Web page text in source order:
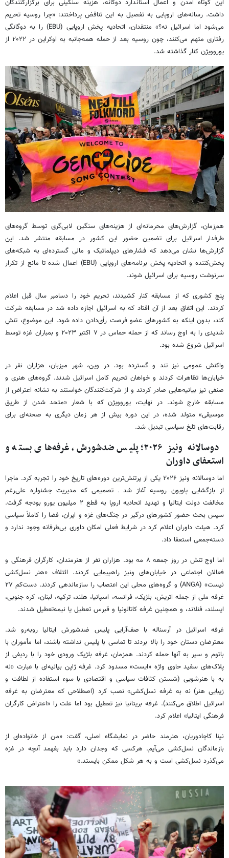
این کوتاه‌ آمدن و اعمال استاندارد دوگانه، هزینه سنگینی برای برگزارکنندگان
داشت. رسانه‌های اروپایی به تفصیل به این تناقض پرداختند: «چرا روسیه تحریم
می‌شود اما اسرائیل نه؟» منتقدان، اتحادیه پخش اروپایی (EBU) را به دوگانگی
رفتاری متهم می‌کنند، چون روسیه بعد از حمله همه‌جانبه به اوکراین در ۲۰۲۲ از
یوروویژن کنار گذاشته شد.
هم‌زمان، گزارش‌های محرمانه‌ای از هزینه‌های سنگین لابی‌گری توسط گروه‌های
طرفدار اسرائیل برای تضمین حضور این کشور در مسابقه منتشر شد. این
گزارش‌ها نشان می‌دهد که فشارهای دیپلماتیک و مالی گسترده‌ای به شبکه‌های
پخش‌کننده و اتحادیه پخش برنامه‌های اروپایی (EBU) اعمال شده تا مانع از تکرار
سرنوشت روسیه برای اسرائیل شوند.
پنج کشوری که از مسابقه کنار کشیدند، تحریم خود را دسامبر سال قبل اعلام
کردند. این اتفاق بعد از آن افتاد که به اسرائیل اجازه داده شد در مسابقه شرکت
کند، بدون اینکه به کشورهای عضو فرصت رأی‌دادن داده شود. این موضوع، تنشِ
شدیدی را به اوج رساند که از حمله حماس در ۷ اکتبر ۲۰۲۳ و بمباران غزه توسط
اسرائیل شروع شده بود.
واکنش عمومی نیز تند و گسترده بود. در وین، شهر میزبان، هزاران نفر در
خیابان‌ها تظاهرات کردند و خواهان تحریم کامل اسرائیل شدند. گروه‌های هنری و
صنفی نیز بیانیه‌هایی صادر کردند و از شرکت‌کنندگان خواستند به نشانه اعتراض از
مسابقه خارج شوند. در نهایت، یوروویژن که با شعار «متحد شدن از طریق
موسیقی» متولد شده، در این دوره بیش از هر زمان دیگری به صحنه‌ای برای
رقابت‌های تلخ سیاسی تبدیل شد.
دوسالانه ونیز ۲۰۲۶؛ پلیس ضدشورش، غرفه‌های بسته و
استعفای داوران
اما دوسالانه ونیز ۲۰۲۶ یکی از پرتنش‌ترین دوره‌های تاریخ خود را تجربه کرد. ماجرا
از بازگشایی پاویون روسیه آغاز شد ـ تصمیمی که مدیریت جشنواره علی‌رغم
مخالفت دولت ایتالیا و تهدید اتحادیه اروپا به قطع ۲ میلیون یورو بودجه گرفت.
سپس بحث حضور کشورهای درگیر در جنگ‌های غزه و ایران، فضا را کاملاً سیاسی
کرد. هیئت داوران اعلام کرد در شرایط فعلی امکان داوری بی‌طرفانه وجود ندارد و
دسته‌جمعی استعفا داد.
اما اوج تنش در روز جمعه ۸ مه بود. هزاران نفر از هنرمندان، کارگران فرهنگی و
فعالان اجتماعی در خیابان‌های ونیز راهپیمایی کردند. ائتلاف «هنر نسل‌کشی
نیست» (ANGA) و گروه‌های محلی این اعتصاب را سازماندهی کردند. دست‌کم ۲۷
غرفه ملی از جمله اتریش، بلژیک، فرانسه، اسپانیا، هلند، ترکیه، لبنان، کره جنوبی،
ایسلند، فنلاند، و همچنین غرفه کاتالونیا و قبرس تعطیل یا نیمه‌تعطیل شدند.
غرفه اسرائیل در آرسناله با صف‌آرایی پلیس ضدشورش ایتالیا روبه‌رو شد.
معترضان دستان خود را بالا بردند تا تماسی با پلیس نداشته باشند، اما مأموران با
باتوم و سپر به آنها حمله کردند. همزمان، غرفه بلژیک ورودی خود را با ردیفی از
پلاک‌های سفید حاوی واژه «ایست» مسدود کرد. غرفه ژاپن بیانیه‌ای با عبارت «نه
به با هنرشویی (شستن کثافات سیاسی و اقتصادی با سوء استفاده از لطافت و
زیبایی هنر) نه به غرفه نسل‌کشی» نصب کرد (اصطلاحی که معترضان به غرفه
اسرائیل اطلاق می‌کنند). غرفه بریتانیا نیز تعطیل بود اما علت را «اعتراض کارگران
فرهنگی ایتالیا» اعلام کرد.
نینا کاچادوریان، هنرمند حاضر در نمایشگاه اصلی، گفت: «من از خانواده‌ای از
بازماندگان نسل‌کشی می‌آیم. هرکسی که وجدان دارد باید بفهمد آنچه در غزه
می‌گذرد نسل‌کشی است و به هر شکل ممکن بایستد.»